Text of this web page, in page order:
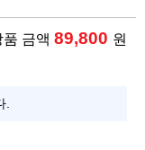
품 금액 89,800 원
.